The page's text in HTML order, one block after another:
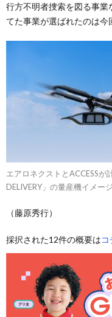
行方不明者捜索を図る事業
てた事業が選ばれたのは今
エアロネクストとACCESS
DELIVERY」の量産機イメー
（藤原秀行）
採択された12件の概要はコ